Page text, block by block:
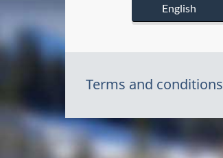
English
Terms and conditions